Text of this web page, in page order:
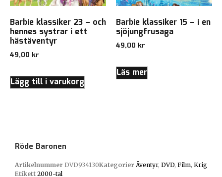
Röde Baronen
Artikelnummer DVD934130Kategorier Äventyr, DVD, Film, Krig
Etikett 2000-tal
Barbie klassiker 23 – och
hennes systrar i ett
hästäventyr
49,00 kr
Lägg till i varukorg
Barbie klassiker 15 – i en
sjöjungfrusaga
49,00 kr
Läs mer